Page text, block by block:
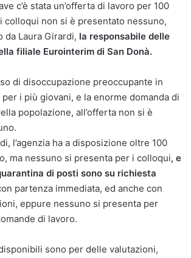
c’è stata un’offerta di lavoro per 100
colloqui non si è presentato nessuno,
da Laura Girardi, la responsabile delle
filiale Eurointerim di San Donà.
di disoccupazione preoccupante in
i più giovani, e la enorme domanda di
popolazione, all’offerta non si è
l’agenzia ha a disposizione oltre 100
ma nessuno si presenta per i colloqui, e
di posti sono su richiesta
partenza immediata, ed anche con
eppure nessuno si presenta per
di lavoro.
sono per delle valutazioni,